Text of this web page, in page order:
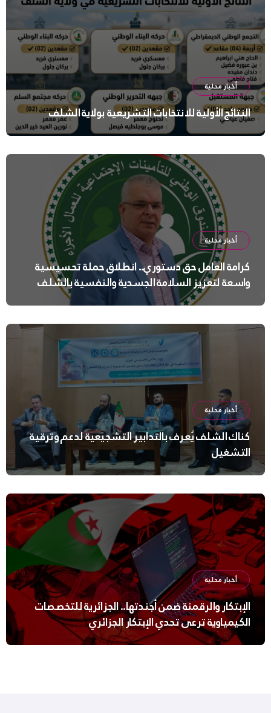
أخبار محلية
النتائج الأولية للانتخابات التشريعية بولاية الشلف
أخبار محلية
كرامة العامل حق دستوري.. انطلاق حملة تحسيسية
واسعة لتعزيز السلامة الجسدية والنفسية بالشلف
أخبار محلية
كناك الشلف يُعرف بالتدابير التشجيعية لدعم وترقية
التشغيل
أخبار محلية
الإبتكار والرقمنة ضمن أجندتها.. الجزائرية للتخصصات
الكيمياوية ترعى تحدي الإبتكار الجزائري